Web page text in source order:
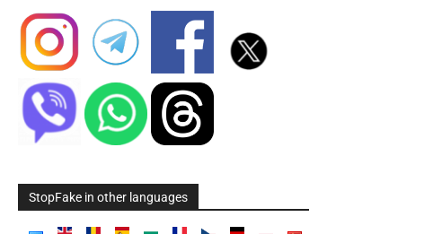
StopFake in other languages